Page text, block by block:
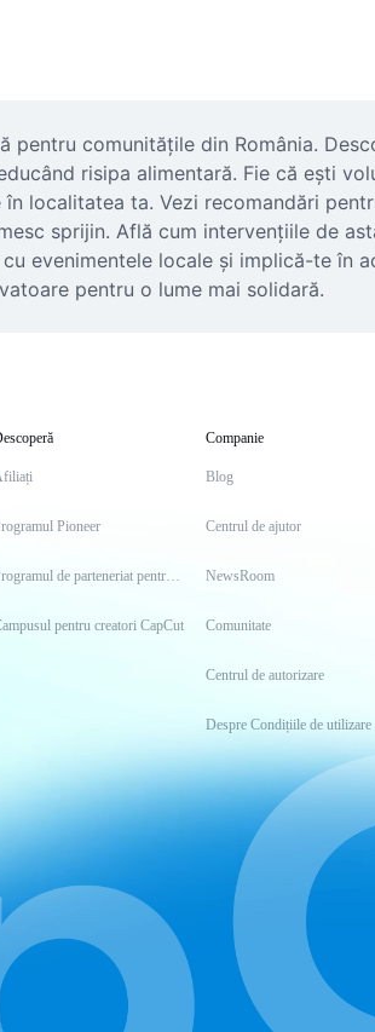
comunitățile din România.
risipa alimentară. Fie că ești
localitatea ta. Vezi recomandări
sprijin. Află cum intervențiile de
evenimentele locale și implică-te în
pentru o lume mai solidară.
Pioneer
Programul de parteneriat pentru creatori
pentru creatori CapCut
Companie
Blog
Centrul de ajutor
NewsRoom
Comunitate
Centrul de autorizare